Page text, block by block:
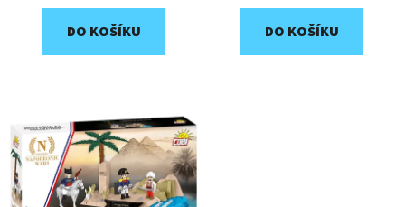
DO KOŠÍKU DO KOŠÍKU